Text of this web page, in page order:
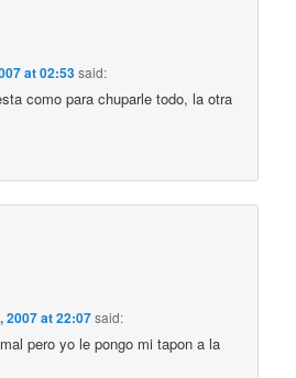
at 02:53said:
como para chuparle todo, la otra
2007 at 22:07said:
pero yo le pongo mi tapon a la